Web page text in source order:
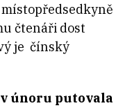
čtenáři dost
je čínský
v únoru putovala